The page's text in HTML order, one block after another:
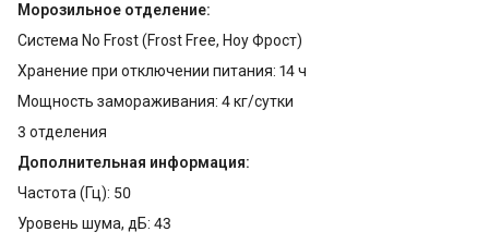
Морозильное отделение:
Система No Frost (Frost Free, Ноу Фрост)
Хранение при отключении питания: 14 ч
Мощность замораживания: 4 кг/сутки
3 отделения
Дополнительная информация:
Частота (Гц): 50
Уровень шума, дБ: 43